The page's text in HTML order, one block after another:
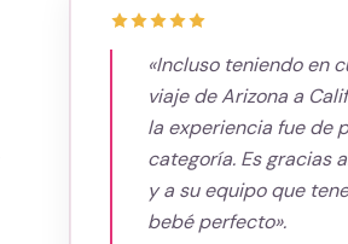
«Incluso teniendo en
viaje de Arizona a
la experiencia fue de
categoría. Es gracias
y a su equipo que
bebé perfecto».